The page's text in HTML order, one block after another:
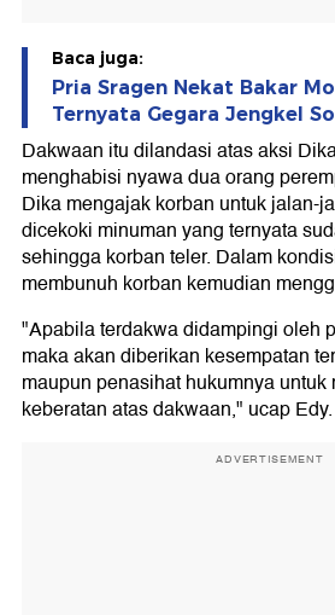
Baca juga:
Pria Sragen Nekat Bakar
Ternyata Gegara Jengkel
Dakwaan itu dilandasi atas aksi
menghabisi nyawa dua orang
Dika mengajak korban untuk jalan-
dicekoki minuman yang ternyata
sehingga korban teler. Dalam
membunuh korban kemudian
"Apabila terdakwa didampingi oleh
maka akan diberikan kesempatan
maupun penasihat hukumnya untuk
keberatan atas dakwaan," ucap Edy.
ADVERTISEMENT